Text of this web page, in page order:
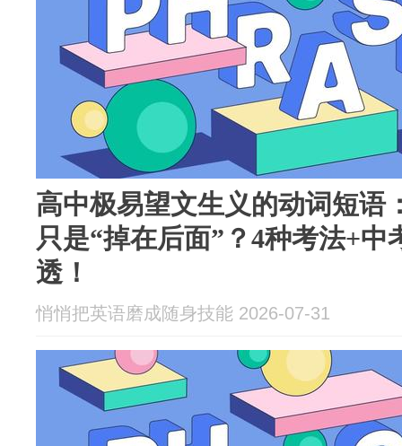
高中极易望文生义的动词短语
只是“掉在后面”？4种考法+中
透！
悄悄把英语磨成随身技能 2026-07-31